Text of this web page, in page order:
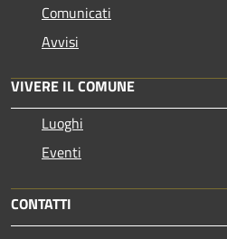
Comunicati
Avvisi
VIVERE IL COMUNE
Luoghi
Eventi
CONTATTI